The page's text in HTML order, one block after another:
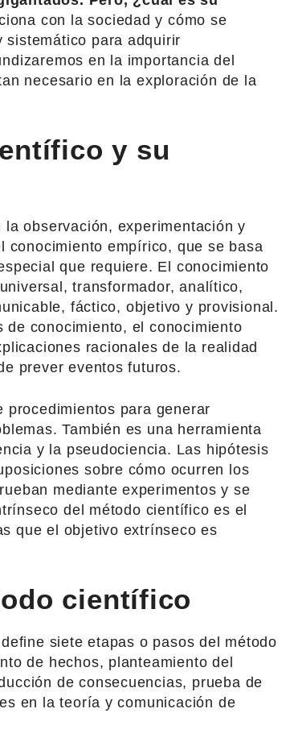
con la sociedad y cómo se
sistemático para adquirir
en la importancia del
necesario en la exploración de la
y su
observación, experimentación y
empírico, que se basa
que requiere. El conocimiento
transformador, analítico,
fáctico, objetivo y provisional.
conocimiento, el conocimiento
racionales de la realidad
prever eventos futuros.
para generar
También es una herramienta
y la pseudociencia. Las hipótesis
sobre cómo ocurren los
mediante experimentos y se
del método científico es el
que el objetivo extrínseco es
científico
siete etapas o pasos del método
de hechos, planteamiento del
de consecuencias, prueba de
en la teoría y comunicación de